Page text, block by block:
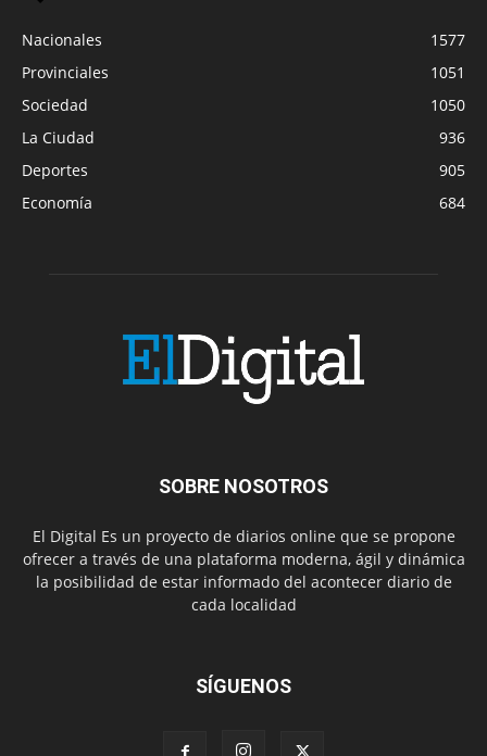
Nacionales
1577
Provinciales
1051
Sociedad
1050
La Ciudad
936
Deportes
905
Economía
684
SOBRE NOSOTROS
El Digital Es un proyecto de diarios online que se propone
ofrecer a través de una plataforma moderna, ágil y dinámica
la posibilidad de estar informado del acontecer diario de
cada localidad
SÍGUENOS